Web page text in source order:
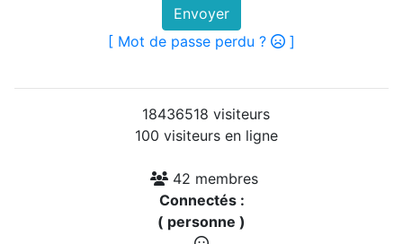
Envoyer
[ Mot de passe perdu ?
]
18436518 visiteurs
100 visiteurs en ligne
42 membres
Connectés :
( personne )